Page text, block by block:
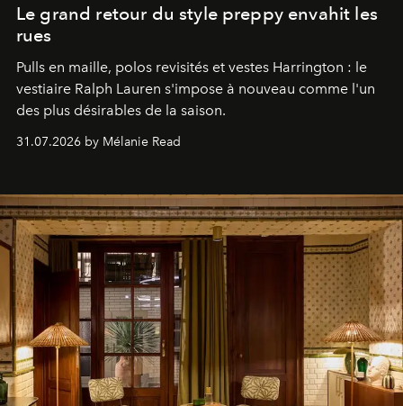
Le grand retour du style preppy envahit les
rues
Pulls en maille, polos revisités et vestes Harrington : le
vestiaire Ralph Lauren s'impose à nouveau comme l'un
des plus désirables de la saison.
31.07.2026 by Mélanie Read